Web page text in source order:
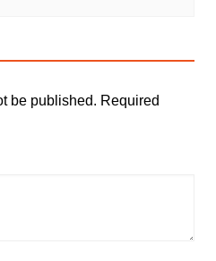
be published. Required